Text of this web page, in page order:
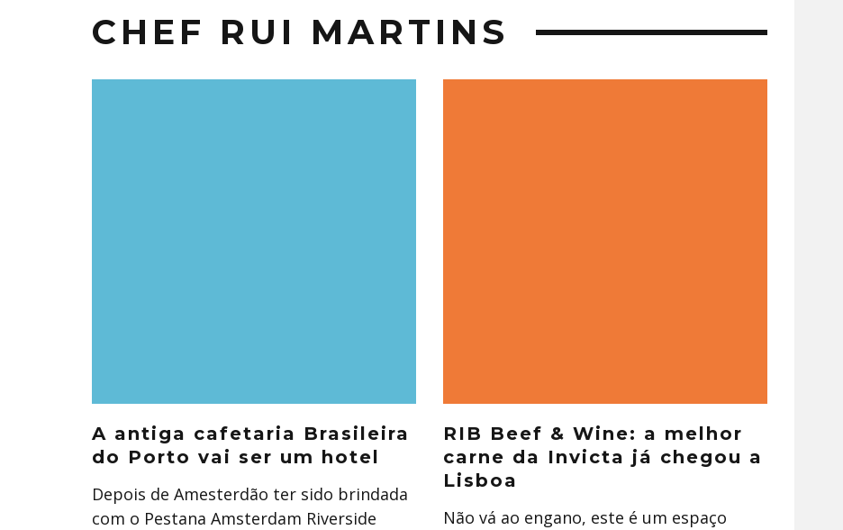
CHEF RUI MARTINS
A antiga cafetaria Brasileira
do Porto vai ser um hotel
Depois de Amesterdão ter sido brindada
com o Pestana Amsterdam Riverside
RIB Beef & Wine: a melhor
carne da Invicta já chegou a
Lisboa
Não vá ao engano, este é um espaço